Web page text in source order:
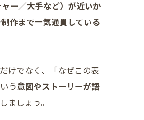
ー／大手など）が近いか
作まで一気通貫している
けでなく、「なぜこの表
う意図やストーリーが語
ましょう。